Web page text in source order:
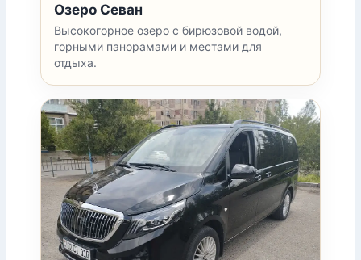
Озеро Севан
Высокогорное озеро с бирюзовой водой,
горными панорамами и местами для
отдыха.